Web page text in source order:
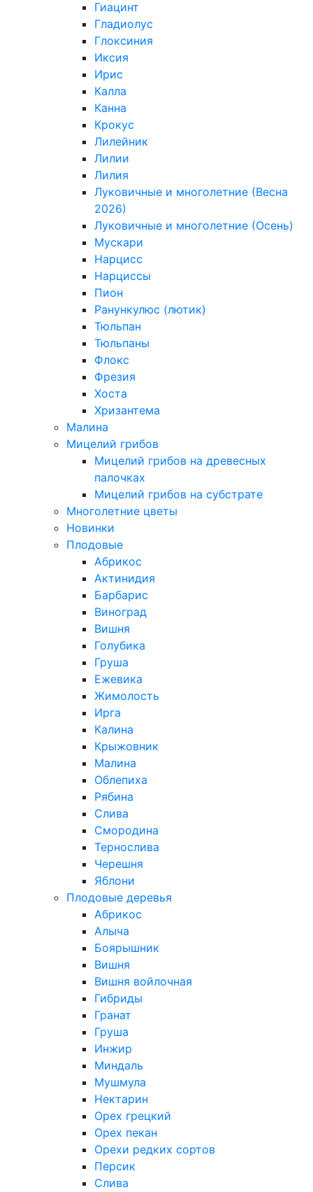
Гиацинт
Гладиолус
Глоксиния
Иксия
Ирис
Калла
Канна
Крокус
Лилейник
Лилии
Лилия
Луковичные и многолетние (Весна
2026)
Луковичные и многолетние (Осень)
Мускари
Нарцисс
Нарциссы
Пион
Ранункулюс (лютик)
Тюльпан
Тюльпаны
Флокс
Фрезия
Хоста
Хризантема
Малина
Мицелий грибов
Мицелий грибов на древесных
палочках
Мицелий грибов на субстрате
Многолетние цветы
Новинки
Плодовые
Абрикос
Актинидия
Барбарис
Виноград
Вишня
Голубика
Груша
Ежевика
Жимолость
Ирга
Калина
Крыжовник
Малина
Облепиха
Рябина
Слива
Смородина
Тернослива
Черешня
Яблони
Плодовые деревья
Абрикос
Алыча
Боярышник
Вишня
Вишня войлочная
Гибриды
Гранат
Груша
Инжир
Миндаль
Мушмула
Нектарин
Орех грецкий
Орех пекан
Орехи редких сортов
Персик
Слива